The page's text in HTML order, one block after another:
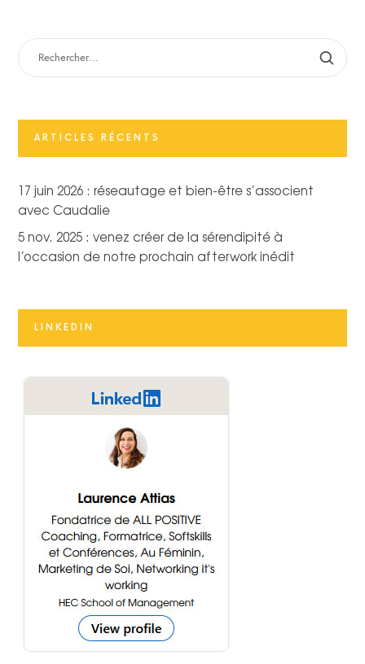
RECHERCHER :
ARTICLES RÉCENTS
17 juin 2026 : réseautage et bien-être s’associent
avec Caudalie
5 nov. 2025 : venez créer de la sérendipité à
l’occasion de notre prochain afterwork inédit
LINKEDIN